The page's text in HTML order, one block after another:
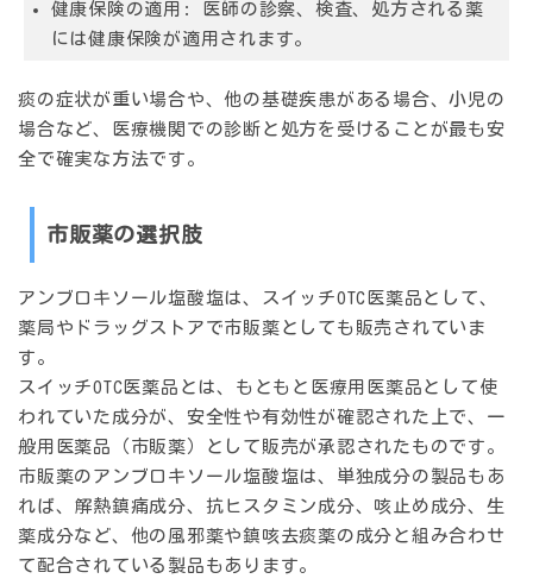
健康保険の適用:
医師の診察、検査、処方される薬
には健康保険が適用されます。
痰の症状が重い場合や、他の基礎疾患がある場合、小児の
場合など、医療機関での診断と処方を受けることが最も安
全で確実な方法です。
市販薬の選択肢
アンブロキソール塩酸塩は、スイッチOTC医薬品として、
薬局やドラッグストアで市販薬としても販売されていま
す。
スイッチOTC医薬品とは、もともと医療用医薬品として使
われていた成分が、安全性や有効性が確認された上で、一
般用医薬品（市販薬）として販売が承認されたものです。
市販薬のアンブロキソール塩酸塩は、単独成分の製品もあ
れば、解熱鎮痛成分、抗ヒスタミン成分、咳止め成分、生
薬成分など、他の風邪薬や鎮咳去痰薬の成分と組み合わせ
て配合されている製品もあります。